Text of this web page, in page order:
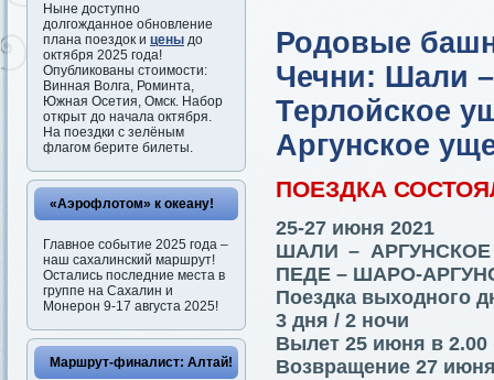
Ныне доступно
долгожданное обновление
плана поездок и цены до
октября 2025 года!
Опубликованы стоимости:
Винная Волга, Роминта,
Южная Осетия, Омск. Набор
открыт до начала октября.
На поездки с зелёным
флагом берите билеты.
«Аэрофлотом» к океану!
Главное событие 2025 года –
наш сахалинский маршрут!
Остались последние места в
группе на Сахалин и
Монерон 9-17 августа 2025!
Маршрут-финалист: Алтай!
Родовые
Чечни: Шали
Терлойское
Аргунское
ПОЕЗДКА
25-27 июня 2021
ШАЛИ –
ПЕДЕ – ШАРО-
Поездка выходного
3 дня / 2 ночи
Вылет 25 июня в 2.00
Возвращение 27